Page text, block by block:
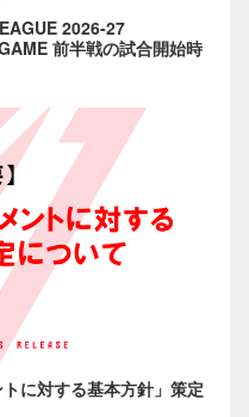
2026-27
前半戦の試合開始時
に対する基本方針」策定